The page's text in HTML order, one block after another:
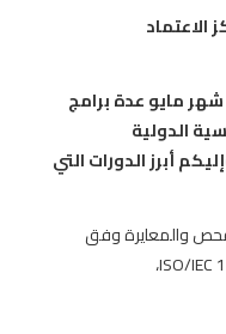
الاعتماد
شهر مايو عدة برامج
الدولية
أبرز الدورات التي
والمعايرة وفق